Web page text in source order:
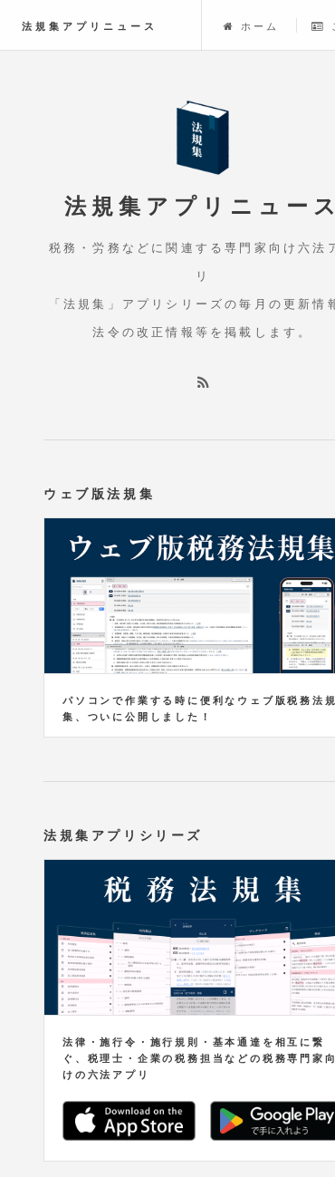
法規集アプリニュース ホーム
法規集アプリニュース
税務・労務などに関連する専門家向け六法
リ
「法規集」アプリシリーズの毎月の更新情
法令の改正情報等を掲載します。
ウェブ版法規集
パソコンで作業する時に便利なウェブ版税務法規
集、ついに公開しました！
法規集アプリシリーズ
法律・施行令・施行規則・基本通達を相互に繋
ぐ、税理士・企業の税務担当などの税務専門家向
けの六法アプリ